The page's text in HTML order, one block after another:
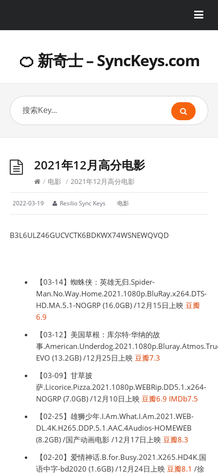
🍊 新奇士 – SyncKeys.com
2021年12月高分电影
/ 电影 / 2021年12月高分电影
2022-03-19 Resilio Sync Keys 电影
B3L6ULZ46GUCVCTK6BDKWX74WSNEWQVQD
【03-14】蜘蛛侠：英雄无归.Spider-
Man.No.Way.Home.2021.1080p.BluRay.x264.DTS-
HD.MA.5.1-NOGRP (16.0GB) /12月15日上映 豆瓣
6.9
【03-12】美国草根：库尔特·华纳的故
事
EVO (13.2GB) /12月25日上映 豆瓣7.3
【03-09】甘草披
萨.Licorice.Pizza.2021.1080p.WEBRip.DD5.1.x264-
NOGRP (7.0GB) /12月10日上映 豆瓣6.9 IMDb7.5
【02-25】雄狮少年.I.Am.What.I.Am.2021.WEB-
DL.4K.H265.DDP.5.1.AAC.4Audios-HOMEWEB
(8.2GB) /国产动画电影 /12月17日上映 豆瓣8.3
【02-20】爱情神话.B.for.Busy.2021.X265.HD4K.国
语中字-bd2020 (1.6GB) /12月24日上映 豆瓣8.1 /徐